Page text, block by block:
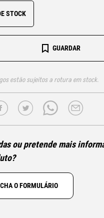
STOCK
GUARDAR
estão sujeitos a rotura em stock.
ou pretende mais
O FORMULÁRIO